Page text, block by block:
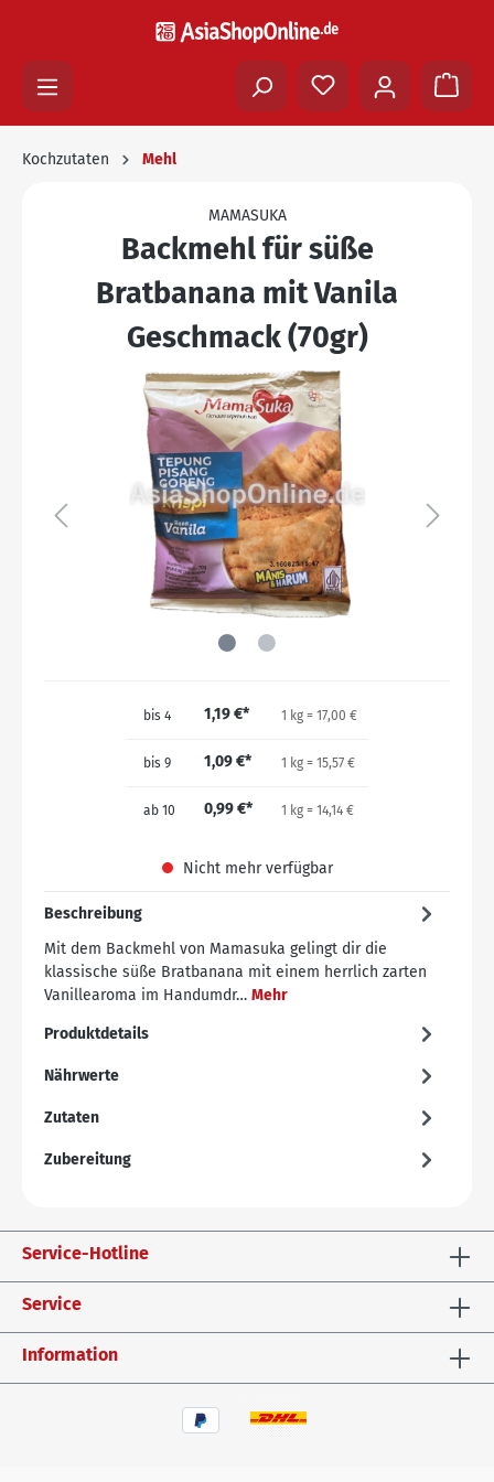
Kochzutaten Mehl
MAMASUKA
Backmehl für süße
Bratbanana mit Vanila
Geschmack (70gr)
bis 4 1,19 €* 1 kg = 17,00 €
bis 9 1,09 €* 1 kg = 15,57 €
ab 10 0,99 €* 1 kg = 14,14 €
Nicht mehr verfügbar
Beschreibung
Mit dem Backmehl von Mamasuka gelingt dir die
klassische süße Bratbanana mit einem herrlich zarten
Vanillearoma im Handumdr… Mehr
Produktdetails
Nährwerte
Zutaten
Zubereitung
Service-Hotline
Service
Information